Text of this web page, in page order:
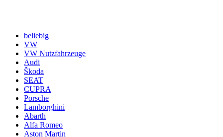
beliebig
VW
VW Nutzfahrzeuge
Audi
Škoda
SEAT
CUPRA
Porsche
Lamborghini
Abarth
Alfa Romeo
Aston Martin